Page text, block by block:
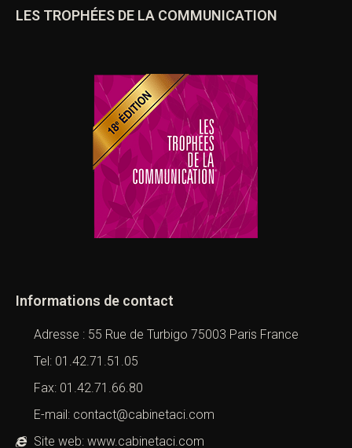
LES TROPHÉES DE LA COMMUNICATION
Informations de contact
Adresse : 55 Rue de Turbigo 75003 Paris France
Tel: 01.42.71.51.05
Fax: 01.42.71.66.80
E-mail: contact@cabinetaci.com
Site web: www.cabinetaci.com